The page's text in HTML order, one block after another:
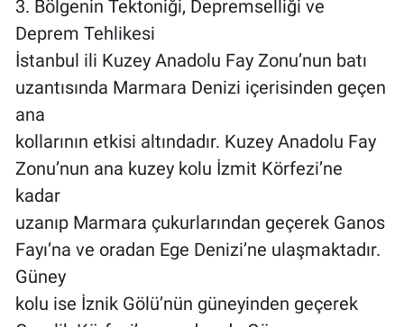
3. Bölgenin Tektoniği, Depremselliği ve
Deprem Tehlikesi
İstanbul ili Kuzey Anadolu Fay Zonu’nun batı
uzantısında Marmara Denizi içerisinden geçen
ana
kollarının etkisi altındadır. Kuzey Anadolu Fay
Zonu’nun ana kuzey kolu İzmit Körfezi’ne
kadar
uzanıp Marmara çukurlarından geçerek Ganos
Fayı’na ve oradan Ege Denizi’ne ulaşmaktadır.
Güney
kolu ise İznik Gölü’nün güneyinden geçerek